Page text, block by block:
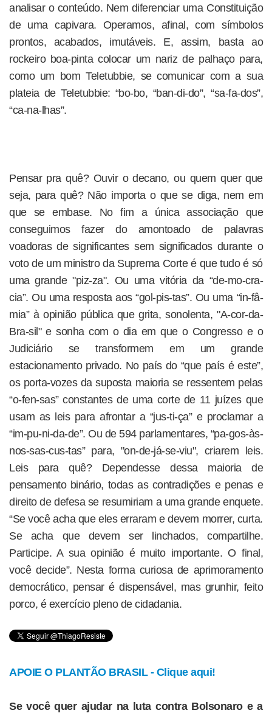
analisar o conteúdo. Nem diferenciar uma Constituição
de uma capivara. Operamos, afinal, com símbolos
prontos, acabados, imutáveis. E, assim, basta ao
rockeiro boa-pinta colocar um nariz de palhaço para,
como um bom Teletubbie, se comunicar com a sua
plateia de Teletubbie: “bo-bo, “ban-di-do”, “sa-fa-dos”,
“ca-na-lhas”.
Pensar pra quê? Ouvir o decano, ou quem quer que
seja, para quê? Não importa o que se diga, nem em
que se embase. No fim a única associação que
conseguimos fazer do amontoado de palavras
voadoras de significantes sem significados durante o
voto de um ministro da Suprema Corte é que tudo é só
uma grande "piz-za". Ou uma vitória da “de-mo-cra-
cia”. Ou uma resposta aos “gol-pis-tas”. Ou uma “in-fâ-
mia” à opinião pública que grita, sonolenta, "A-cor-da-
Bra-sil" e sonha com o dia em que o Congresso e o
Judiciário se transformem em um grande
estacionamento privado. No país do “que país é este”,
os porta-vozes da suposta maioria se ressentem pelas
“o-fen-sas” constantes de uma corte de 11 juízes que
usam as leis para afrontar a “jus-ti-ça” e proclamar a
“im-pu-ni-da-de”. Ou de 594 parlamentares, “pa-gos-às-
nos-sas-cus-tas” para, "on-de-já-se-viu", criarem leis.
Leis para quê? Dependesse dessa maioria de
pensamento binário, todas as contradições e penas e
direito de defesa se resumiriam a uma grande enquete.
“Se você acha que eles erraram e devem morrer, curta.
Se acha que devem ser linchados, compartilhe.
Participe. A sua opinião é muito importante. O final,
você decide”. Nesta forma curiosa de aprimoramento
democrático, pensar é dispensável, mas grunhir, feito
porco, é exercício pleno de cidadania.
APOIE O PLANTÃO BRASIL - Clique aqui!
Se você quer ajudar na luta contra Bolsonaro e a